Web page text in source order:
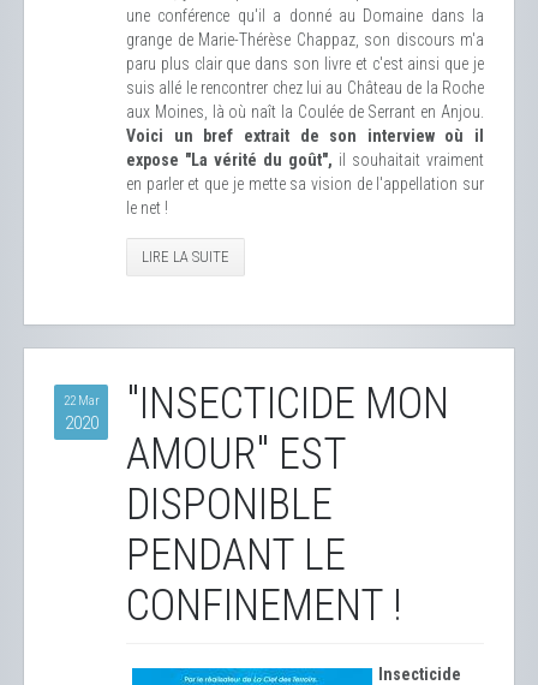
une conférence qu'il a donné au Domaine dans la
grange de Marie-Thérèse Chappaz, son discours m'a
paru plus clair que dans son livre et c'est ainsi que je
suis allé le rencontrer chez lui au Château de la Roche
aux Moines, là où naît la Coulée de Serrant en Anjou.
Voici un bref extrait de son interview où il
expose "La vérité du goût", il souhaitait vraiment
en parler et que je mette sa vision de l'appellation sur
le net !
LIRE LA SUITE
22 Mar
2020
"INSECTICIDE MON
AMOUR" EST
DISPONIBLE
PENDANT LE
CONFINEMENT !
Insecticide